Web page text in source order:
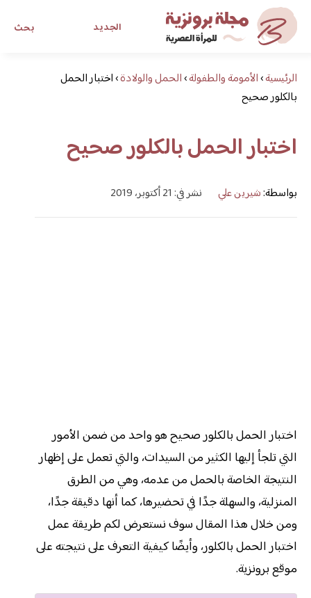
بحث الجديد
مجلة برونزية للفتاة العصريةالرئيسية›الأمومة والطفولة›الحمل والولادة›اختبار الحمل
بالكلور صحيح
اختبار الحمل بالكلور صحيح
بواسطة:شيرين علي نشر في: 21 أكتوبر، 2019
اختبار الحمل بالكلور صحيح هو واحد من ضمن الأمور
التي تلجأ إليها الكثير من السيدات، والتي تعمل على إظهار
النتيجة الخاصة بالحمل من عدمه، وهي من الطرق
المنزلية، والسهلة جدًا في تحضيرها، كما أنها دقيقة جدًا،
ومن خلال هذا المقال سوف نستعرض لكم طريقة عمل
اختبار الحمل بالكلور، وأيضًا كيفية التعرف على نتيجته على
موقع برونزية.